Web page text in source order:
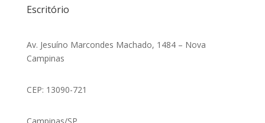
Escritório
Av. Jesuíno Marcondes Machado, 1484 – Nova
Campinas
CEP: 13090-721
Campinas/SP